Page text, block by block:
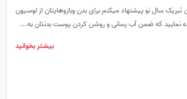
سال نو پیشنهاد میکنم برای بدن وبازوهایتان از لوسیون
نمایید که ضمن آب رسانی و روشن کردن پوست بدنتان به...
بیشتر بخوانید